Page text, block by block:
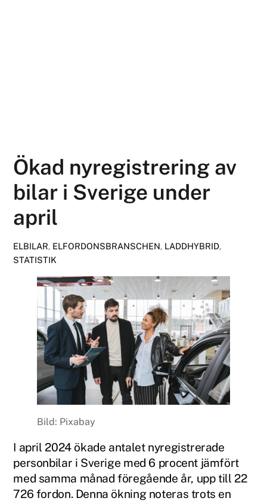
Ökad nyregistrering av
bilar i Sverige under
april
ELBILAR, ELFORDONSBRANSCHEN, LADDHYBRID,
STATISTIK
Bild: Pixabay
I april 2024 ökade antalet nyregistrerade
personbilar i Sverige med 6 procent jämfört
med samma månad föregående år, upp till 22
726 fordon. Denna ökning noteras trots en